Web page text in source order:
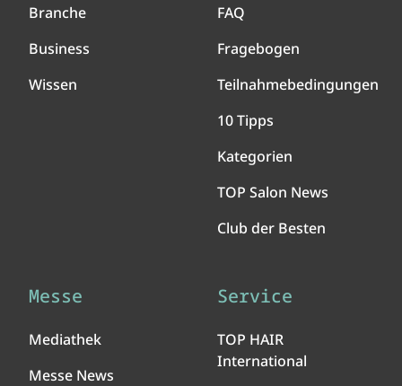
Branche
Business
Wissen
FAQ
Fragebogen
Teilnahmebedingungen
10 Tipps
Kategorien
TOP Salon News
Club der Besten
Messe
Mediathek
Messe News
Service
TOP HAIR
International